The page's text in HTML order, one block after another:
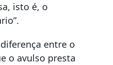
isto é, o
entre o
o avulso presta